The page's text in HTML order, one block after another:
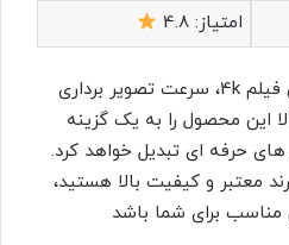
امتیاز: 4.8
کیفیت تصویر بالا، رزولوشن فیلم 4k، سرعت تصویر برداری
بالا این محصول را به یک گزینه
های حرفه ای تبدیل خواهد کرد.
معتبر و کیفیت بالا هستید،
مناسب برای شما باشد